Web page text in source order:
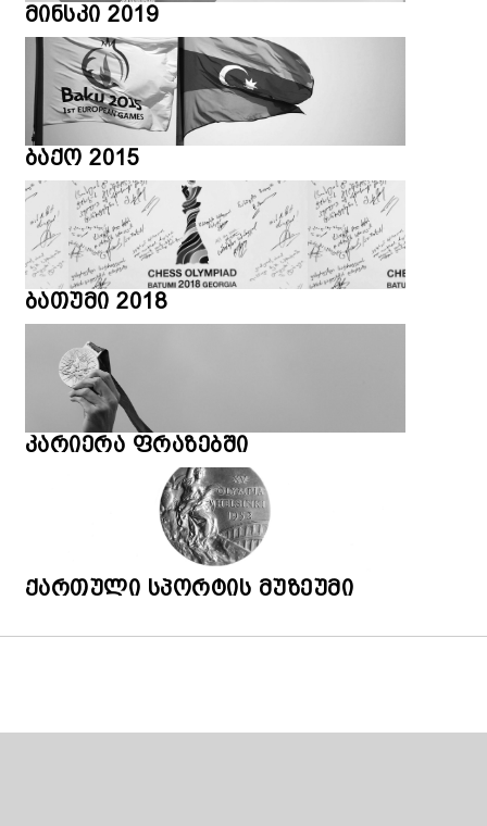
მინსკი 2019
ბაქო 2015
ბათუმი 2018
კარიერა ფრაზებში
ქართული სპორტის მუზეუმი